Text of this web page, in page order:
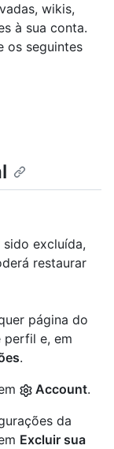
wikis,
à sua conta.
os seguintes
excluída,
restaurar
página do
perfil e, em
.
Account.
da
Excluir sua